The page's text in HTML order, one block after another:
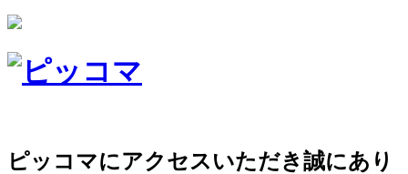
ピッコマにアクセスいただき誠にあり